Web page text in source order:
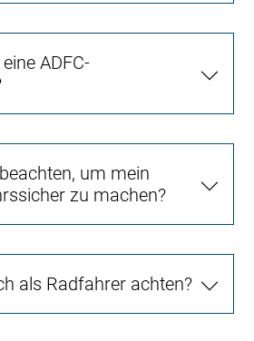
ADFC-
um mein
zu machen?
als Radfahrer achten?